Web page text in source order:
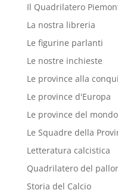
Il Quadrilatero
La nostra libreria
Le figurine parlanti
Le nostre inchieste
Le province alla
Le province d'Europa
Le province del mondo
Le Squadre della
Letteratura calcistica
Quadrilatero del
Storia del Calcio